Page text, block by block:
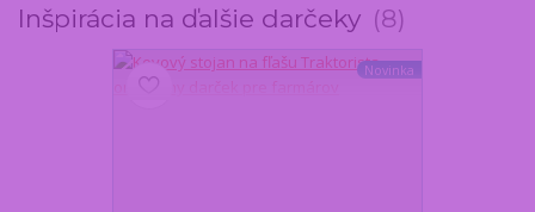
Inšpirácia na ďalšie darčeky 8
Novinka